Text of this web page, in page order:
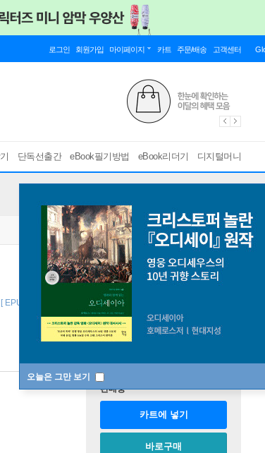
로그인 회원가입 마이페이지 카트 주문/배송 고객센터
단독선출간 eBook필기방법 eBook리더기 디지털머니
오늘은 그만 보기
[ EPUB ]
판매중
카트에 넣기
바로구매